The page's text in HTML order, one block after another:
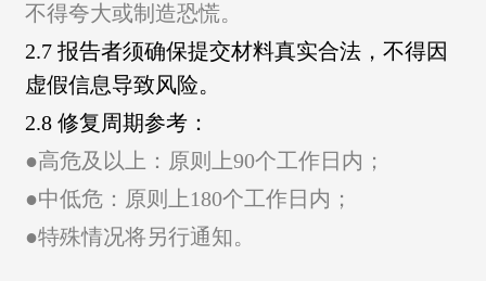
不得夸大或制造恐慌。
2.7 报告者须确保提交材料真实合法，不得因
虚假信息导致风险。
2.8 修复周期参考：
●高危及以上：原则上90个工作日内；
●中低危：原则上180个工作日内 ；
●特殊情况将另行通知。